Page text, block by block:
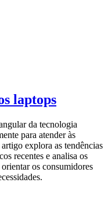
laptops
da tecnologia
para atender às
explora as tendências
recentes e analisa os
os consumidores